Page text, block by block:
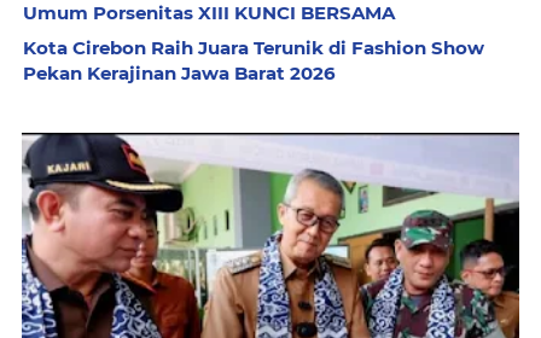
Umum Porsenitas XIII KUNCI BERSAMA
Kota Cirebon Raih Juara Terunik di Fashion Show
Pekan Kerajinan Jawa Barat 2026